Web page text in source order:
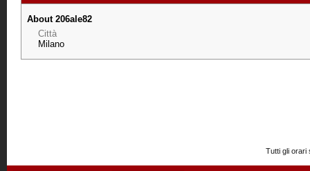
About 206ale82
Città
Milano
Tutti gli orari